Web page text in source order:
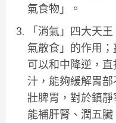
氣食物」。
「消氣」四大天
氣散食」的作用
可以和中降逆，
汁，能夠緩解胃
壯脾胃，對於鎮
能補肝腎、潤五